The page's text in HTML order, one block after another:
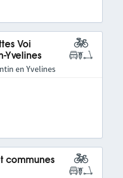
Voi
Yvelines
en Yvelines
communes